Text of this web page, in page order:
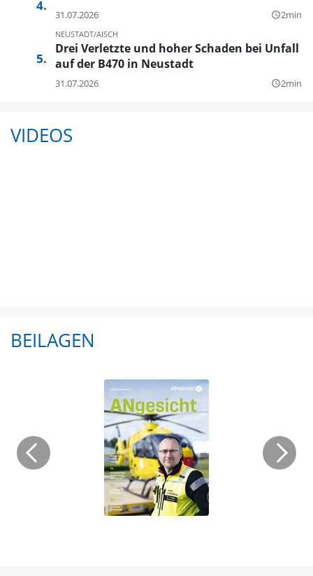
31.07.2026 query_builder2min
NEUSTADT/AISCH
Drei Verletzte und hoher Schaden bei Unfall
auf der B470 in Neustadt
31.07.2026 query_builder2min
VIDEOS
BEILAGEN